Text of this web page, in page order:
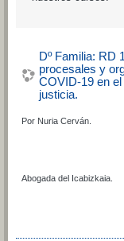
Dº Familia: RD
procesales y
COVID-19 en
justicia.
Por Nuria Cerván.
Abogada del Icabizkaia.